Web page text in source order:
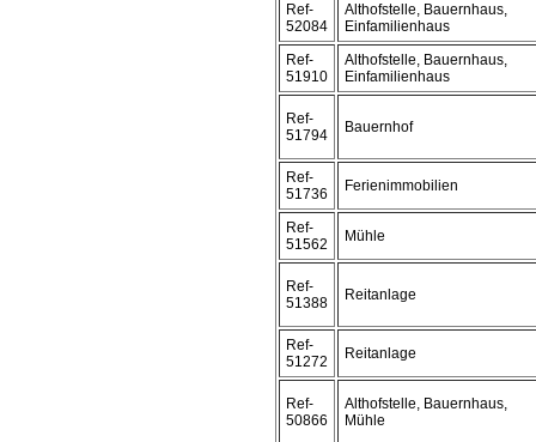
Ref-
52084
Althofstelle, Bauernhaus,
Einfamilienhaus
Ref-
51910
Althofstelle, Bauernhaus,
Einfamilienhaus
Ref-
51794
Bauernhof
Ref-
51736
Ferienimmobilien
Ref-
51562
Mühle
Ref-
51388
Reitanlage
Ref-
51272
Reitanlage
Ref-
50866
Althofstelle, Bauernhaus,
Mühle